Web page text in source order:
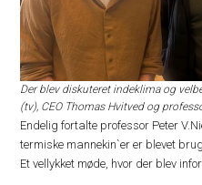
Der blev diskuteret indeklima og
(tv), CEO Thomas Hvitved og
Endelig fortalte professor Peter
termiske mannekin`er er blevet
Et vellykket møde, hvor der blev